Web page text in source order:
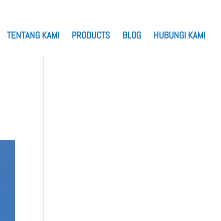
TENTANG KAMI PRODUCTS BLOG HUBUNGI KAMI